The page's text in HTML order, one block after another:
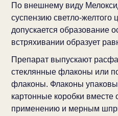
По внешнему виду
суспензию светло-желтого
допускается образование
встряхивании образует
Препарат выпускают
стеклянные флаконы или
флаконы. Флаконы
картонные коробки вместе
применению и мерным